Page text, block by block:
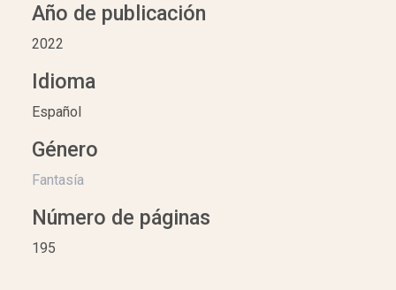
Año de publicación
2022
Idioma
Español
Género
Fantasía
Número de páginas
195